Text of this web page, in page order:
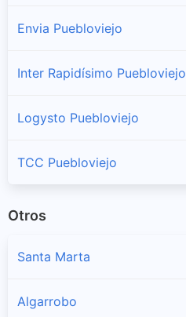
Envia Puebloviejo
Inter Rapidísimo Puebloviejo
Logysto Puebloviejo
TCC Puebloviejo
Otros
Santa Marta
Algarrobo